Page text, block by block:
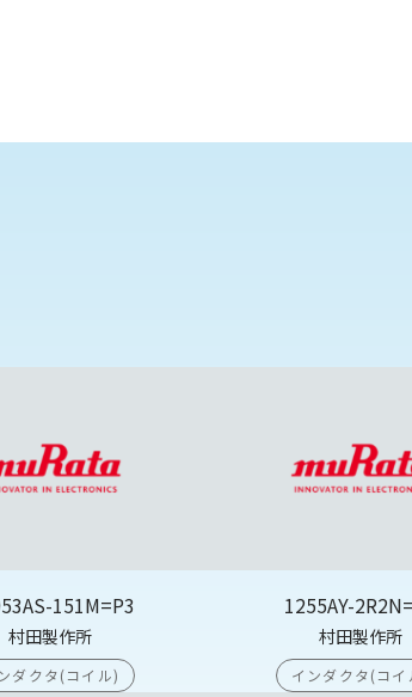
151M=P3
村田製作所
ダクタ(コイル)
1255AY-
村田製作所
インダクタ(コイ